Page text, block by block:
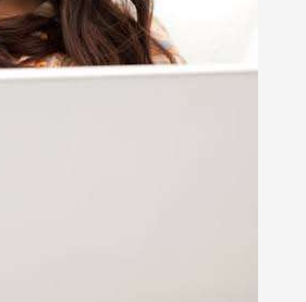
#brazilcryptoregulation